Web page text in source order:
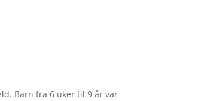
Barn fra 6 uker til 9 år var